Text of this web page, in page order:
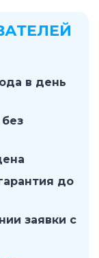
в день
до
заявки с